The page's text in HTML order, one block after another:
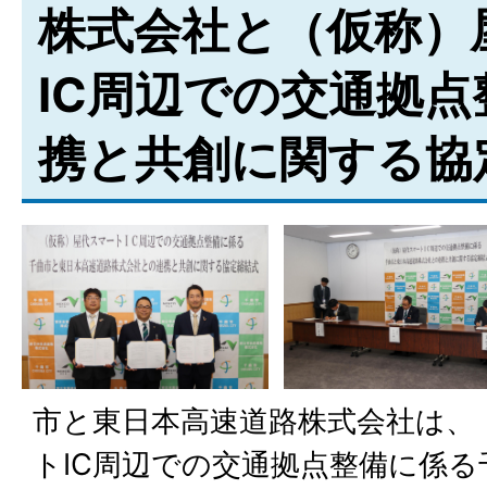
株式会社と（仮称
IC周辺での交通拠
携と共創に関する
市と東日本高速道路株式会社は
トIC周辺での交通拠点整備に係